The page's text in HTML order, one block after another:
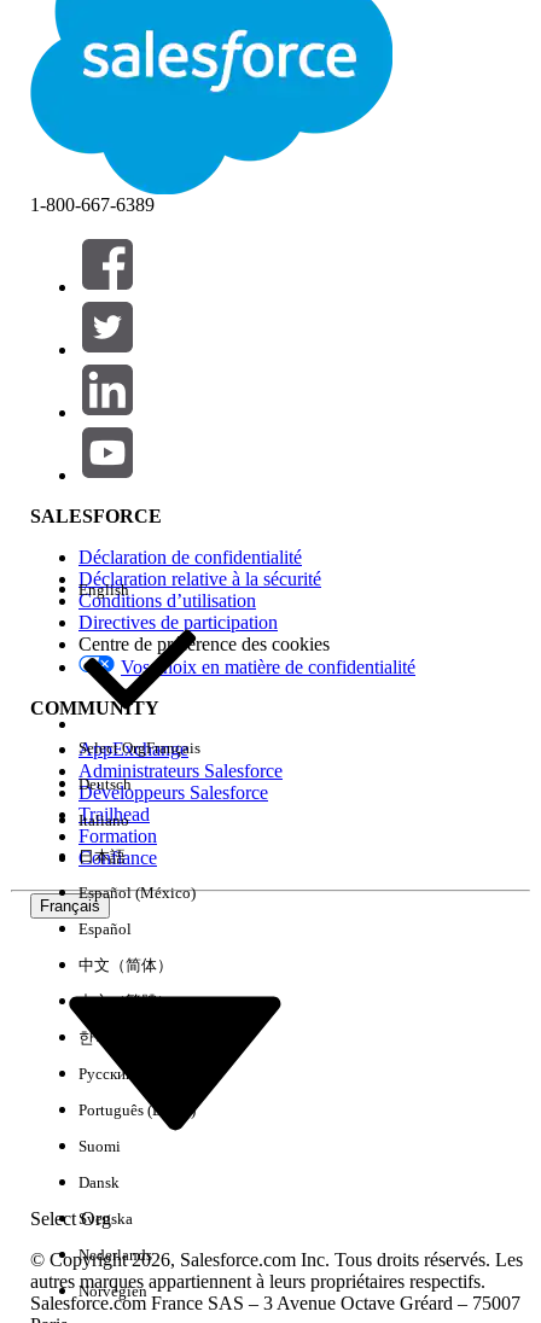
Fermer
Filtres (0)
SÉLECTIONNER DES FILTRES
Gamme de produits
Impact des fonctionnalités
Edition
Expérience
Aucun résultat
1-800-667-6389
SALESFORCE
Déclaration de confidentialité
Déclaration relative à la sécurité
Conditions d’utilisation
Directives de participation
Centre de préférence des cookies
Vos choix en matière de confidentialité
COMMUNITY
AppExchange
Administrateurs Salesforce
Développeurs Salesforce
Trailhead
Formation
Confiance
Français
Select Org
English
Select OrgFrançais
Deutsch
Italiano
日本語
Español (México)
Español
中文（简体）
中文（繁體）
한국어
Русский
Português (Brasil)
Suomi
Dansk
Svenska
Nederlands
Norvégien
© Copyright 2026, Salesforce.com Inc. Tous droits réservés. Les
autres marques appartiennent à leurs propriétaires respectifs.
Salesforce.com France SAS – 3 Avenue Octave Gréard – 75007